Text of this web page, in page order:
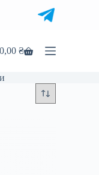
Корзина
0,00₴